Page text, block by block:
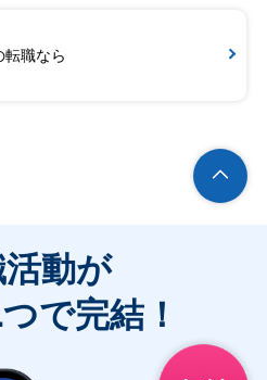
転職なら
動が
つで完結！